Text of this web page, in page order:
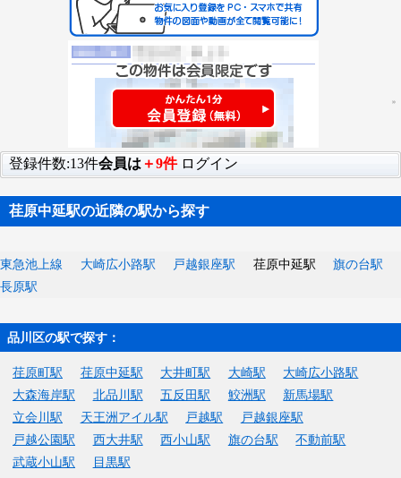
登録件数:13件会員は ＋9件 ログイン
荏原中延駅の近隣の駅から探す
東急池上線 大崎広小路駅 戸越銀座駅 荏原中延駅
旗の台駅
長原駅
品川区の駅で探す：
荏原町駅 荏原中延駅 大井町駅 大崎駅
大崎広小路駅
大森海岸駅
北品川駅 五反田駅 鮫洲駅
新馬場駅
立会川駅
天王洲アイル駅 戸越駅
戸越銀座駅
戸越公園駅
西大井駅 西小山駅 旗の台駅
不動前駅
武蔵小山駅
目黒駅